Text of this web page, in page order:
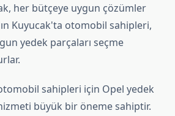
her bütçeye uygun çözümler
Kuyucak'ta otomobil sahipleri,
yedek parçaları seçme
sahipleri için Opel yedek
büyük bir öneme sahiptir.